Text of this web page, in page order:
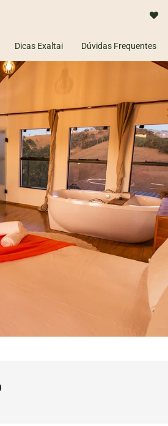
Dicas Exaltai
segurança.
poucos dias)
Dúvidas Frequentes